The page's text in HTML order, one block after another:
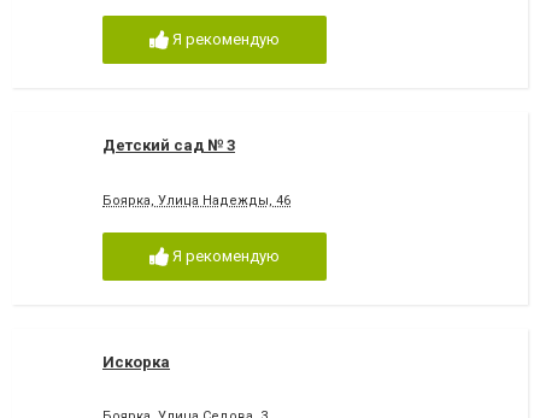
Я рекомендую
Детский сад № 3
Боярка, Улица Надежды, 46
Я рекомендую
Искорка